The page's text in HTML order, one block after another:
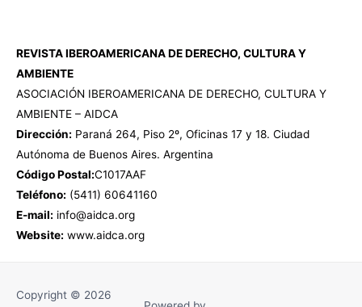
REVISTA IBEROAMERICANA DE DERECHO, CULTURA Y
AMBIENTE
ASOCIACIÓN IBEROAMERICANA DE DERECHO, CULTURA Y
AMBIENTE – AIDCA
Dirección: Paraná 264, Piso 2º, Oficinas 17 y 18. Ciudad
Autónoma de Buenos Aires. Argentina
Código Postal:C1017AAF
Teléfono: (5411) 60641160
E-mail: info@aidca.org
Website: www.aidca.org
Copyright © 2026